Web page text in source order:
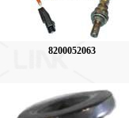
8200052063